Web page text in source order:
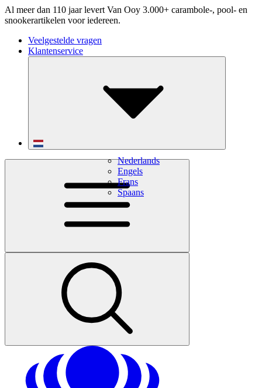
Al meer dan 110 jaar levert Van Ooy 3.000+ carambole-, pool- en
snookerartikelen voor iedereen.
Veelgestelde vragen
Klantenservice
Nederlands
Engels
Frans
Spaans